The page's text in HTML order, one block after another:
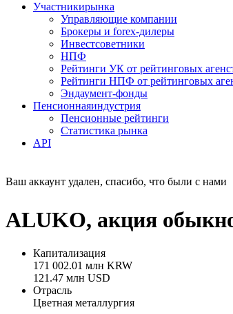
Участникирынка
Управляющие компании
Брокеры и forex-дилеры
Инвестсоветники
НПФ
Рейтинги УК от рейтинговых
Рейтинги НПФ от рейтинговых
Эндаумент-фонды
Пенсионнаяиндустрия
Пенсионные рейтинги
Статистика рынка
API
Ваш аккаунт удален, спасибо, что были с нами
ALUKO, акция
Капитализация
171 002.01 млн KRW
121.47 млн USD
Отрасль
Цветная металлургия